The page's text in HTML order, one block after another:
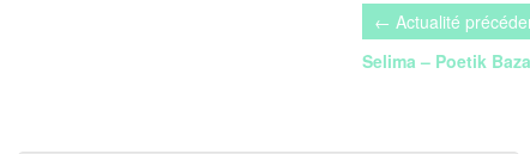
de
Selima – Poetik